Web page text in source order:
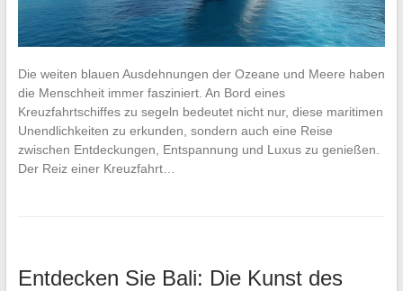
Die weiten blauen Ausdehnungen der Ozeane und Meere haben
die Menschheit immer fasziniert. An Bord eines
Kreuzfahrtschiffes zu segeln bedeutet nicht nur, diese maritimen
Unendlichkeiten zu erkunden, sondern auch eine Reise
zwischen Entdeckungen, Entspannung und Luxus zu genießen.
Der Reiz einer Kreuzfahrt…
Entdecken Sie Bali: Die Kunst des